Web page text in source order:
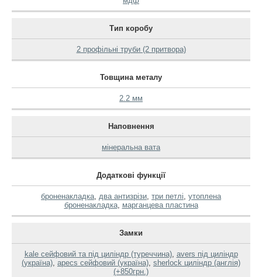
Тип коробу
2 профільні труби (2 притвора)
Товщина металу
2.2 мм
Наповнення
мінеральна вата
Додаткові функції
броненакладка, два антизрізи, три петлі, утоплена
броненакладка, марганцева пластина
Замки
kale сейфовий та під циліндр (туреччина), avers під циліндр
(україна), apecs сейфовий (україна), sherlock циліндр (англія)
(+850грн.)